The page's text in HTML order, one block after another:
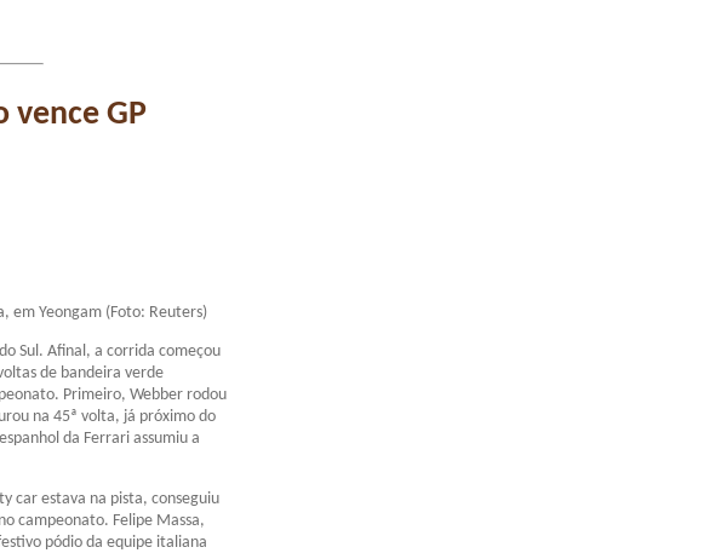
vence GP
em Yeongam (Foto: Reuters)
Sul. Afinal, a corrida começou
de bandeira verde
Primeiro, Webber rodou
na 45ª volta, já próximo do
da Ferrari assumiu a
car estava na pista, conseguiu
campeonato. Felipe Massa,
pódio da equipe italiana